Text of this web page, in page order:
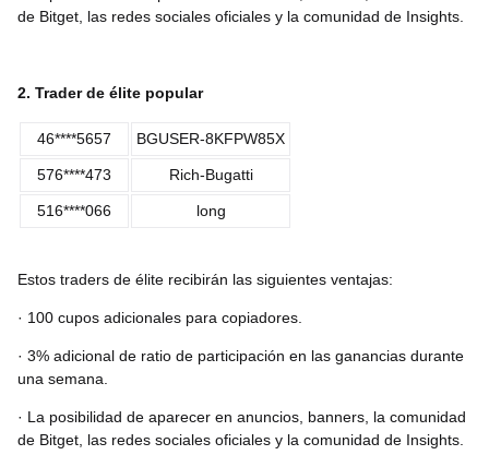
de Bitget, las redes sociales oficiales y la comunidad de Insights.
2. Trader de élite popular
46****5657 BGUSER-8KFPW85X
576****473 Rich-Bugatti
516****066 long
Estos traders de élite recibirán las siguientes ventajas:
· 100 cupos adicionales para copiadores.
· 3% adicional de ratio de participación en las ganancias durante
una semana.
· La posibilidad de aparecer en anuncios, banners, la comunidad
de Bitget, las redes sociales oficiales y la comunidad de Insights.